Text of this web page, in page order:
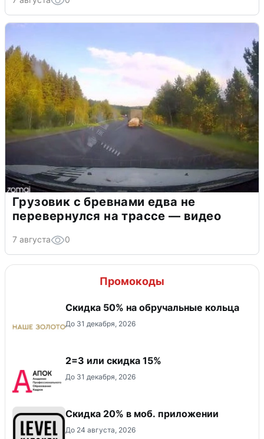
Грузовик с бревнами едва не
перевернулся на трассе — видео
7 августа 0
Промокоды
Скидка 50% на обручальные кольца
До 31 декабря, 2026
2=3 или скидка 15%
До 31 декабря, 2026
Скидка 20% в моб. приложении
До 24 августа, 2026